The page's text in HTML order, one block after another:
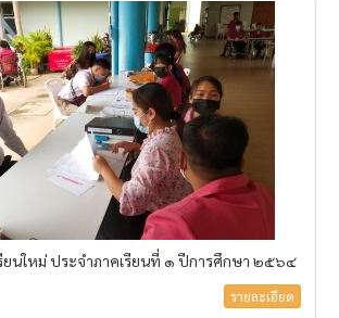
นใหม่ ประจำภาคเรียนที่ ๑ ปีการศึกษา ๒๕๖๔
รายละเอียด